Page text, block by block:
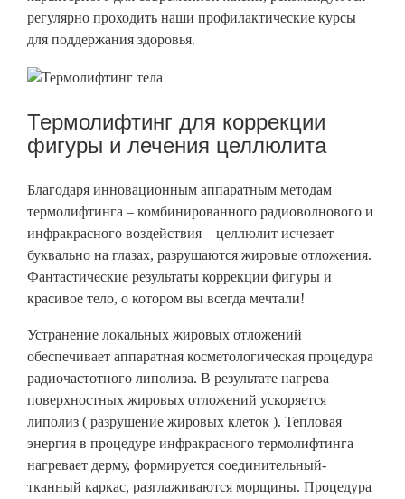
регулярно проходить наши профилактические курсы
для поддержания здоровья.
Термолифтинг для коррекции
фигуры и лечения целлюлита
Благодаря инновационным аппаратным методам
термолифтинга – комбинированного радиоволнового и
инфракрасного воздействия – целлюлит исчезает
буквально на глазах, разрушаются жировые отложения.
Фантастические результаты коррекции фигуры и
красивое тело, о котором вы всегда мечтали!
Устранение локальных жировых отложений
обеспечивает аппаратная косметологическая процедура
радиочастотного липолиза. В результате нагрева
поверхностных жировых отложений ускоряется
липолиз ( разрушение жировых клеток ). Тепловая
энергия в процедуре инфракрасного термолифтинга
нагревает дерму, формируется соединительный-
тканный каркас, разглаживаются морщины. Процедура